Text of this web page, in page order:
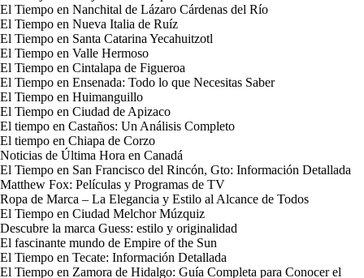
El Tiempo en Nanchital de Lázaro Cárdenas del Río
El Tiempo en Nueva Italia de Ruíz
El Tiempo en Santa Catarina Yecahuitzotl
El Tiempo en Valle Hermoso
El Tiempo en Cintalapa de Figueroa
El Tiempo en Ensenada: Todo lo que Necesitas Saber
El Tiempo en Huimanguillo
El Tiempo en Ciudad de Apizaco
El tiempo en Castaños: Un Análisis Completo
El tiempo en Chiapa de Corzo
Noticias de Última Hora en Canadá
El Tiempo en San Francisco del Rincón, Gto: Información Detallada
Matthew Fox: Películas y Programas de TV
Ropa de Marca – La Elegancia y Estilo al Alcance de Todos
El Tiempo en Ciudad Melchor Múzquiz
Descubre la marca Guess: estilo y originalidad
El fascinante mundo de Empire of the Sun
El Tiempo en Tecate: Información Detallada
El Tiempo en Zamora de Hidalgo: Guía Completa para Conocer el